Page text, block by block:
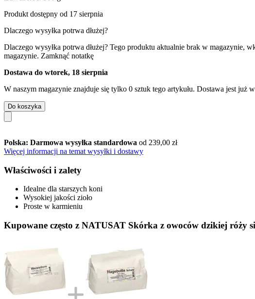
Produkt dostępny od 17 sierpnia
Dlaczego wysyłka potrwa dłużej?
Dlaczego wysyłka potrwa dłużej? Tego produktu aktualnie brak w magazynie,
magazynie. Zamknąć notatkę
Dostawa do wtorek, 18 sierpnia
W naszym magazynie znajduje się tylko 0 sztuk tego artykułu. Dostawa jest już
Do koszyka
Polska: Darmowa wysyłka standardowa od 239,00 zł
Więcej informacji na temat wysyłki i dostawy
Właściwości i zalety
Idealne dla starszych koni
Wysokiej jakości zioło
Proste w karmieniu
Kupowane często z NATUSAT Skórka z owoców dzikiej róży